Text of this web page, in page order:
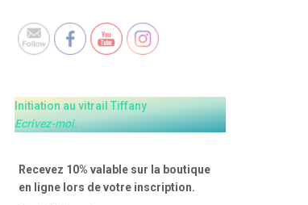
Initiation au vitrail Tiffany
Ecrivez-moi.
Recevez 10% valable sur la boutique
en ligne lors de votre inscription.